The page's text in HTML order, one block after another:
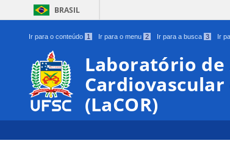
BRASIL
Ir para o conteúdo 1 Ir para o menu 2 Ir para a busca 3 Ir
Laboratório de
Cardiovascular
(LaCOR)